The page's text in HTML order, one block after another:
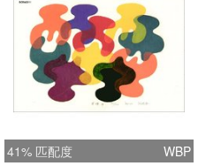
41% 匹配度 WBP